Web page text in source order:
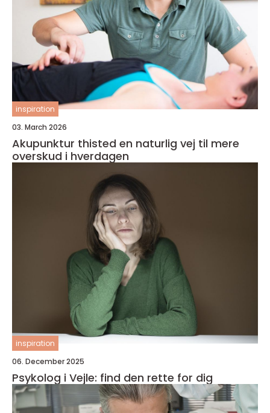
inspiration
03. March 2026
Akupunktur thisted en naturlig vej til mere
overskud i hverdagen
inspiration
06. December 2025
Psykolog i Vejle: find den rette for dig